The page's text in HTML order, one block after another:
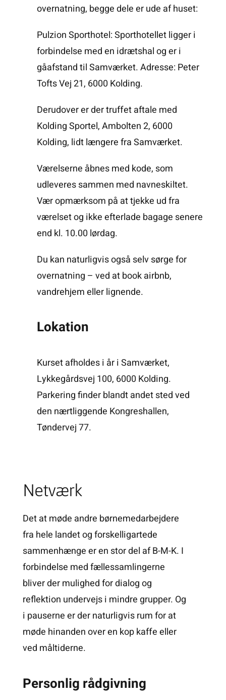
overnatning, begge dele er ude af huset:
Pulzion Sporthotel: Sporthotellet ligger i
forbindelse med en idrætshal og er i
gåafstand til Samværket. Adresse: Peter
Tofts Vej 21, 6000 Kolding.
Derudover er der truffet aftale med
Kolding Sportel, Ambolten 2, 6000
Kolding, lidt længere fra Samværket.
Værelserne åbnes med kode, som
udleveres sammen med navneskiltet.
Vær opmærksom på at tjekke ud fra
værelset og ikke efterlade bagage senere
end kl. 10.00 lørdag.
Du kan naturligvis også selv sørge for
overnatning – ved at book airbnb,
vandrehjem eller lignende.
Lokation
Kurset afholdes i år i Samværket,
Lykkegårdsvej 100, 6000 Kolding.
Parkering finder blandt andet sted ved
den nærtliggende Kongreshallen,
Tøndervej 77.
Netværk
Det at møde andre børnemedarbejdere
fra hele landet og forskelligartede
sammenhænge er en stor del af B-M-K. I
forbindelse med fællessamlingerne
bliver der mulighed for dialog og
reflektion undervejs i mindre grupper. Og
i pauserne er der naturligvis rum for at
møde hinanden over en kop kaffe eller
ved måltiderne.
Personlig rådgivning